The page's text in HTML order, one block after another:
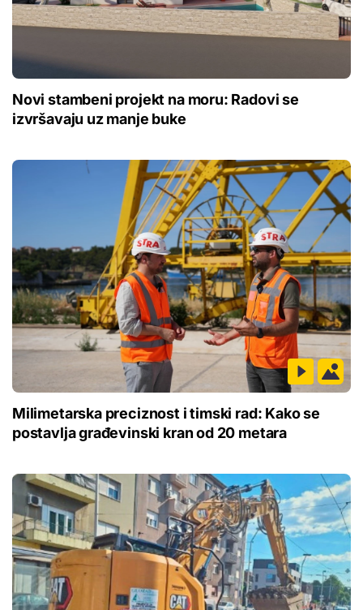
Novi stambeni projekt na moru: Radovi se
izvršavaju uz manje buke
Milimetarska preciznost i timski rad: Kako se
postavlja građevinski kran od 20 metara